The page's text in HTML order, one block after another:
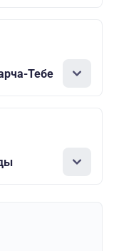
Тебе